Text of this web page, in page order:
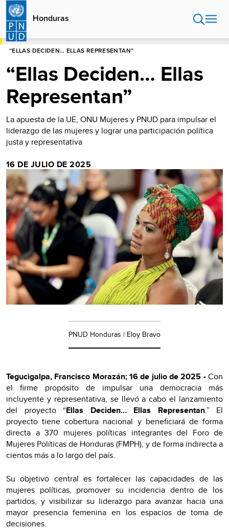
Pasar
contenido
principal
Honduras
HOME
“ELLAS DECIDEN… ELLAS REPRESENTAN”
“Ellas Deciden… Ellas
Representan”
La apuesta de la UE, ONU Mujeres y PNUD para impulsar el
liderazgo de las mujeres y lograr una participación política
justa y representativa
16 DE JULIO DE 2025
PNUD Honduras | Eloy Bravo
Tegucigalpa, Francisco Morazán; 16 de julio de 2025 -Con
el firme propósito de impulsar una democracia más
incluyente y representativa, se llevó a cabo el lanzamiento
del proyecto “Ellas Deciden… Ellas Representan.” El
proyecto tiene cobertura nacional y beneficiará de forma
directa a 370 mujeres políticas integrantes del Foro de
Mujeres Políticas de Honduras (FMPH), y de forma indirecta a
cientos más a lo largo del país.
Su objetivo central es fortalecer las capacidades de las
mujeres políticas, promover su incidencia dentro de los
partidos, y visibilizar su liderazgo para avanzar hacia una
mayor presencia femenina en los espacios de toma de
decisiones.